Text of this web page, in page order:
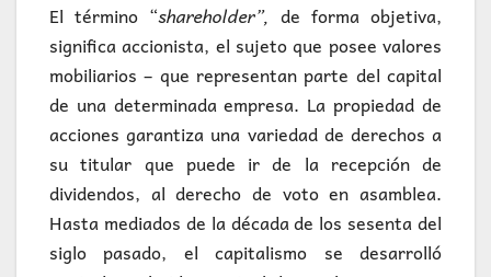
El término “shareholder”, de forma objetiva,
significa accionista, el sujeto que posee valores
mobiliarios – que representan parte del capital
de una determinada empresa. La propiedad de
acciones garantiza una variedad de derechos a
su titular que puede ir de la recepción de
dividendos, al derecho de voto en asamblea.
Hasta mediados de la década de los sesenta del
siglo pasado, el capitalismo se desarrolló